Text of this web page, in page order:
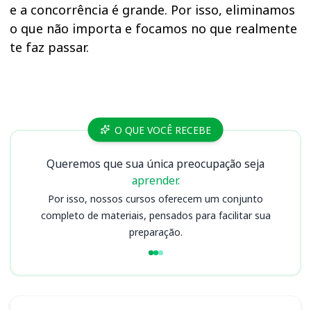
e a concorrência é grande. Por isso, eliminamos
o que não importa e focamos no que realmente
te faz passar.
Cursos UFRBO QUE VOCÊ RECEBE
Queremos que sua única preocupação seja
aprender.
Por isso, nossos cursos oferecem um conjunto
completo de materiais, pensados para facilitar sua
preparação.